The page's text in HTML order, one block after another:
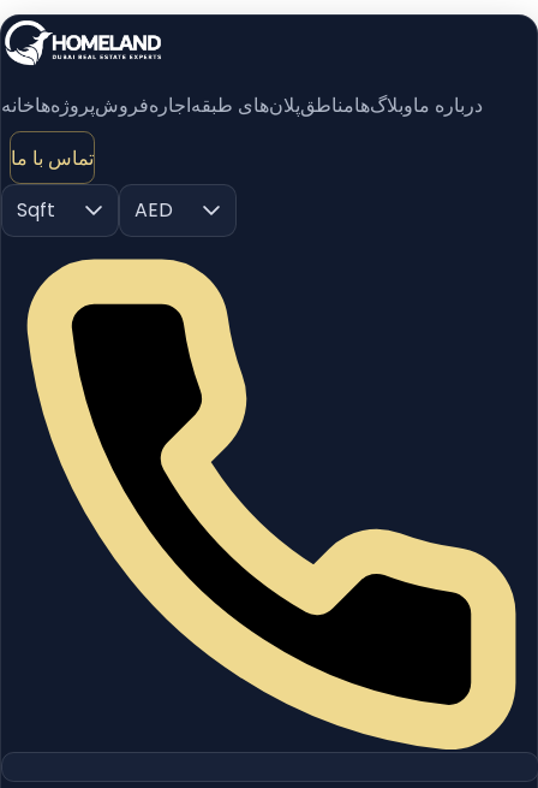
خانهپروژه‌هافروشاجارهپلان‌های طبقهمناطقوبلاگ‌هادرباره ما
تماس با ما
Sqft
AED